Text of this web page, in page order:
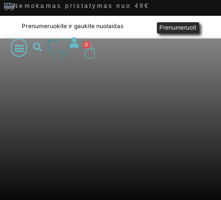
Nemokamas pristatymas nuo 49€
Prenumeruokite ir gaukite nuolaidas Prenumeruoti
0